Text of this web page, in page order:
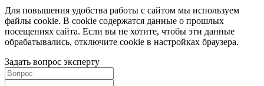
Для повышения удобства работы с сайтом мы используем
файлы cookie. В cookie содержатся данные о прошлых
посещениях сайта. Если вы не хотите, чтобы эти данные
обрабатывались, отключите cookie в настройках браузера.
Задать вопрос эксперту